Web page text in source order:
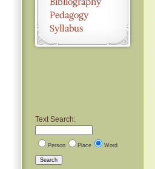
Text Search:
Person Place Word
Search